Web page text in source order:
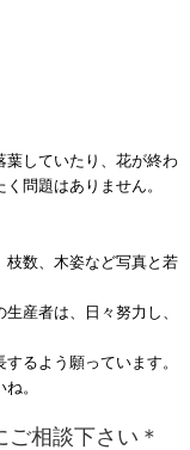
葉していたり、花が終わ
問題はありません。
枝数、木姿など写真と若
産者は、日々努力し、
るよう願っています。
。
相談下さい＊